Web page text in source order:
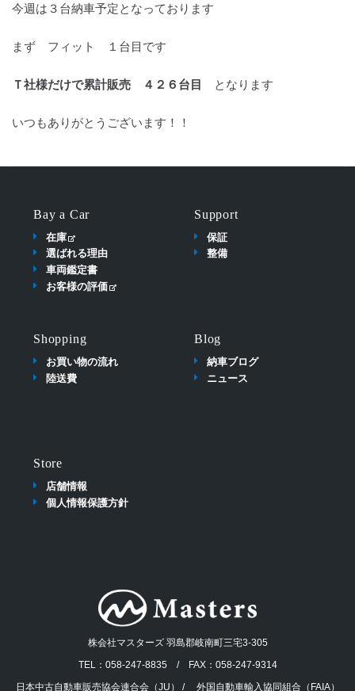
今週は３台納車予定となっております
まず フィット １台目です
Ｔ社様だけで累計販売 ４２６台目 となります
いつもありがとうございます！！
Bay a Car
在庫
選ばれる理由
車両鑑定書
お客様の評価
Support
保証
整備
Shopping
お買い物の流れ
陸送費
Blog
納車ブログ
ニュース
Store
店舗情報
個人情報保護方針
株会社マスターズ 羽島郡岐南町三宅3-305
TEL：058-247-8835 / FAX：058-247-9314
日本中古自動車販売協会連合会（JU） / 外国自動車輸入協同組合（FAIA）